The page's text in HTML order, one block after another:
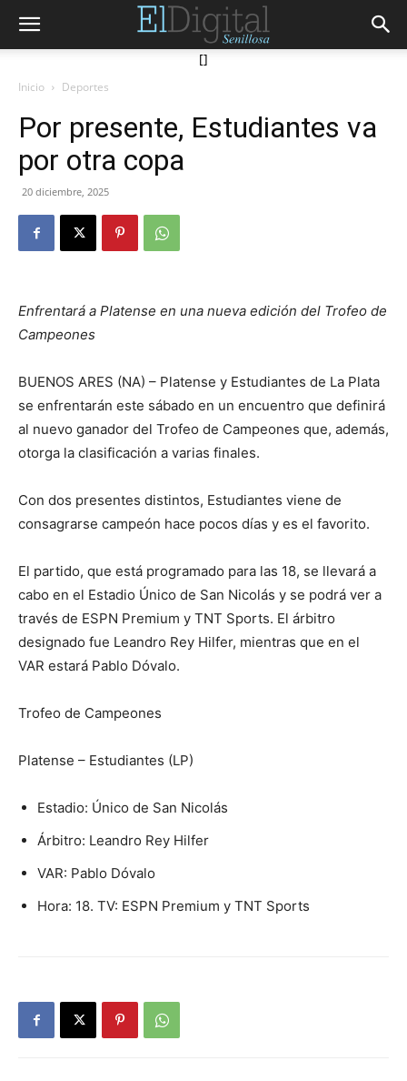
[]
Inicio Deportes
Por presente, Estudiantes va
por otra copa
20 diciembre, 2025
Enfrentará a Platense en una nueva edición del Trofeo de
Campeones
BUENOS ARES (NA) – Platense y Estudiantes de La Plata
se enfrentarán este sábado en un encuentro que definirá
al nuevo ganador del Trofeo de Campeones que, además,
otorga la clasificación a varias finales.
Con dos presentes distintos, Estudiantes viene de
consagrarse campeón hace pocos días y es el favorito.
El partido, que está programado para las 18, se llevará a
cabo en el Estadio Único de San Nicolás y se podrá ver a
través de ESPN Premium y TNT Sports. El árbitro
designado fue Leandro Rey Hilfer, mientras que en el
VAR estará Pablo Dóvalo.
Trofeo de Campeones
Platense – Estudiantes (LP)
Estadio: Único de San Nicolás
Árbitro: Leandro Rey Hilfer
VAR: Pablo Dóvalo
Hora: 18. TV: ESPN Premium y TNT Sports